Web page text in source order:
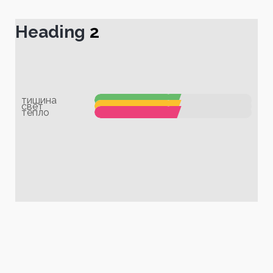
Heading 2
тишина
свет
тепло